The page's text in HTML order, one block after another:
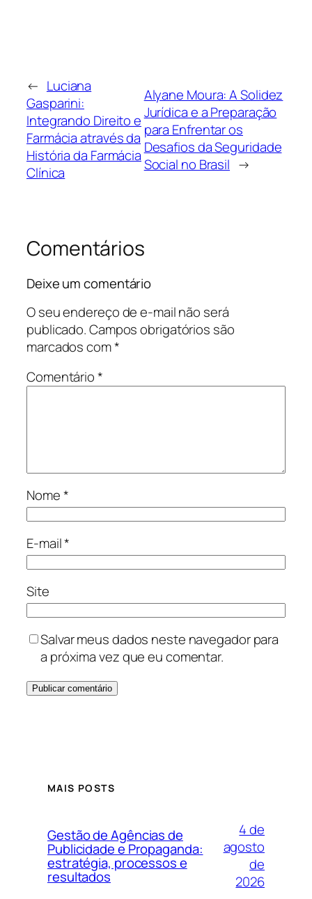
← Luciana
Gasparini:
Integrando Direito e
Farmácia através da
História da Farmácia
Clínica
Alyane Moura: A Solidez
Jurídica e a Preparação
para Enfrentar os
Desafios da Seguridade
Social no Brasil →
Comentários
Deixe um comentário
O seu endereço de e-mail não será
publicado.Campos obrigatórios são
marcados com*
Comentário*
Nome*
E-mail*
Site
Salvar meus dados neste navegador para
a próxima vez que eu comentar.
MAIS POSTS
Gestão de Agências de
Publicidade e Propaganda:
estratégia, processos e
resultados
4 de
agosto
de
2026